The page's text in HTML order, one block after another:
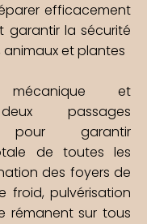
efficacement
garantir la sécurité
animaux et plantes
mécanique et
passages
pour garantir
de toutes les
des foyers de
froid, pulvérisation
rémanent sur tous